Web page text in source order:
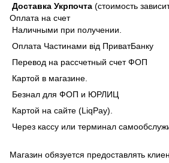
Доставка Укрпочта (стоимость
Оплата на счет
Наличными при получении.
Оплата Частинами від ПриватБанку
Перевод на рассчетный счет ФОП
Картой в магазине.
Безнал для ФОП и ЮРЛИЦ
Картой на сайте (LiqPay).
Через кассу или терминал
Магазин обязуется предоставлять